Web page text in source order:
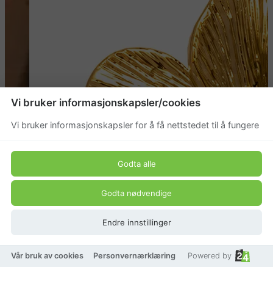
Vi bruker informasjonskapsler/cookies
Vi bruker informasjonskapsler for å få nettstedet til å fungere
Godta alle
Godta nødvendige
Endre innstillinger
Vår bruk av cookies Personvernærklæring Powered by